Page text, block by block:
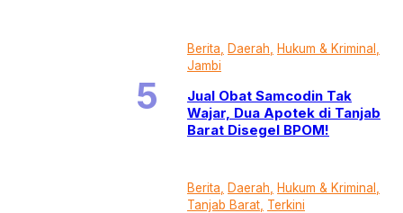
Berita Daerah Hukum & Kriminal
Jambi
Jual Obat Samcodin Tak
Wajar, Dua Apotek di Tanjab
Barat Disegel BPOM!
Berita Daerah Hukum & Kriminal
Tanjab Barat Terkini